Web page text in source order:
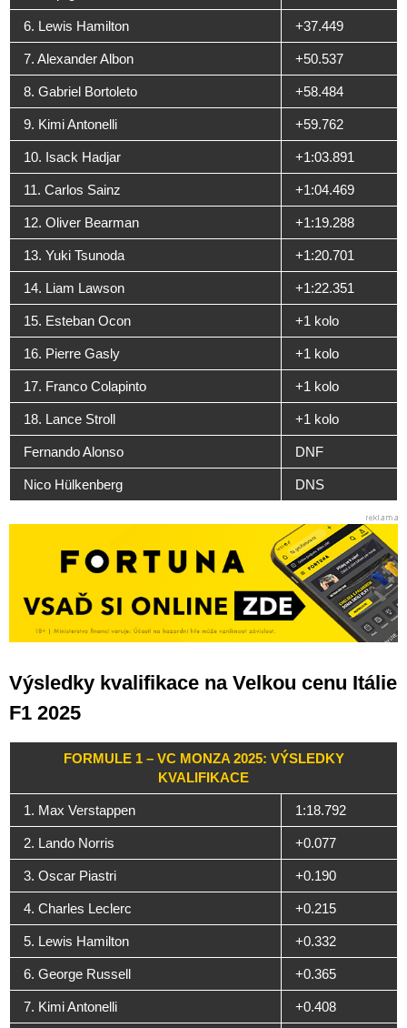
6. Lewis Hamilton +37.449
7. Alexander Albon +50.537
8. Gabriel Bortoleto +58.484
9. Kimi Antonelli +59.762
10. Isack Hadjar +1:03.891
11. Carlos Sainz +1:04.469
12. Oliver Bearman +1:19.288
13. Yuki Tsunoda +1:20.701
14. Liam Lawson +1:22.351
15. Esteban Ocon +1 kolo
16. Pierre Gasly +1 kolo
17. Franco Colapinto +1 kolo
18. Lance Stroll +1 kolo
Fernando Alonso DNF
Nico Hülkenberg DNS
Výsledky kvalifikace na Velkou cenu Itálie
F1 2025
FORMULE 1 – VC MONZA 2025: VÝSLEDKY
KVALIFIKACE
1. Max Verstappen 1:18.792
2. Lando Norris +0.077
3. Oscar Piastri +0.190
4. Charles Leclerc +0.215
5. Lewis Hamilton +0.332
6. George Russell +0.365
7. Kimi Antonelli +0.408